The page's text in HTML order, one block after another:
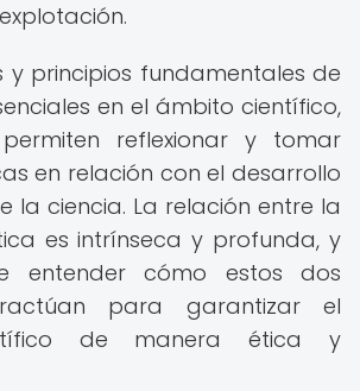
y principios fundamentales de
en el ámbito científico,
reflexionar y tomar
en relación con el desarrollo
la ciencia. La relación entre la
es intrínseca y profunda, y
entender cómo estos dos
para garantizar el
de manera ética y